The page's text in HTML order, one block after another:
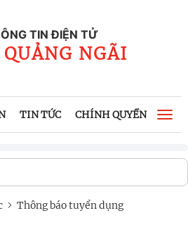
TIN ĐIỆN TỬ
NGÃI
TIN TỨC CHÍNH QUYỀN
Thông báo tuyển dụng